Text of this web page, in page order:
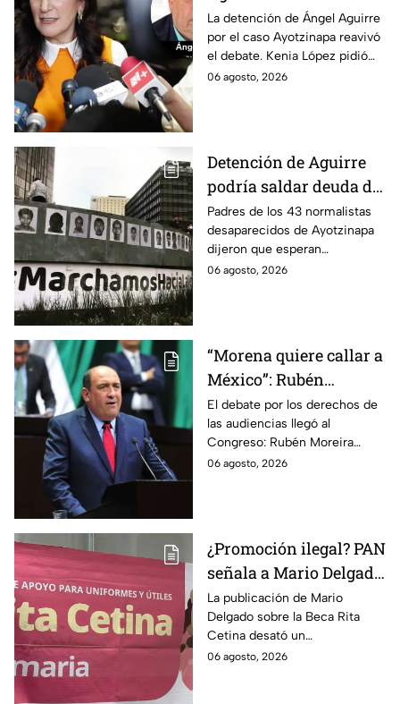
distractor, pide Kenia
López; exige justicia
por caso Ayotzinapa
La detención de Ángel Aguirre
por el caso Ayotzinapa reavivó
el debate. Kenia López pidió
que no sea un distractor
06 agosto, 2026
Detención de Aguirre
podría saldar deuda de
justicia: padres de los
43 de Ayotzinapa
Padres de los 43 normalistas
desaparecidos de Ayotzinapa
dijeron que esperan
información oficial sobre la
06 agosto, 2026
“Morena quiere callar a
México”: Rubén
Moreira pide frenar
discusión de
lineamientos de
audiencias hasta
El debate por los derechos de
las audiencias llegó al
Congreso: Rubén Moreira
reclama una consulta con
06 agosto, 2026
¿Promoción ilegal? PAN
señala a Mario Delgado
por publicación sobre
la Beca Rita Cetina
La publicación de Mario
Delgado sobre la Beca Rita
Cetina desató un
enfrentamiento entre Morena
06 agosto, 2026